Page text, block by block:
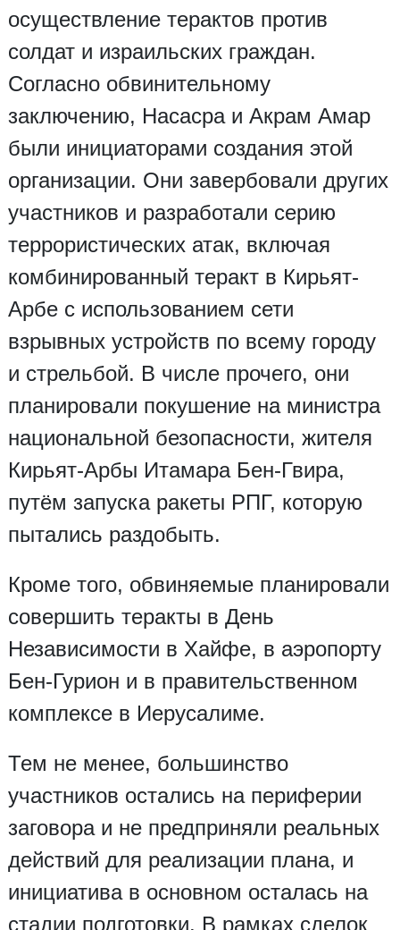
осуществление терактов против
солдат и израильских граждан.
Согласно обвинительному
заключению, Насасра и Акрам Амар
были инициаторами создания этой
организации. Они завербовали других
участников и разработали серию
террористических атак, включая
комбинированный теракт в Кирьят-
Арбе с использованием сети
взрывных устройств по всему городу
и стрельбой. В числе прочего, они
планировали покушение на министра
национальной безопасности, жителя
Кирьят-Арбы Итамара Бен-Гвира,
путём запуска ракеты РПГ, которую
пытались раздобыть.
Кроме того, обвиняемые планировали
совершить теракты в День
Независимости в Хайфе, в аэропорту
Бен-Гурион и в правительственном
комплексе в Иерусалиме.
Тем не менее, большинство
участников остались на периферии
заговора и не предприняли реальных
действий для реализации плана, и
инициатива в основном осталась на
стадии подготовки. В рамках сделок